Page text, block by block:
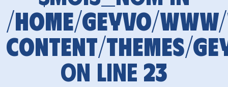
/home/geyvo/
content/themes/
on line 23